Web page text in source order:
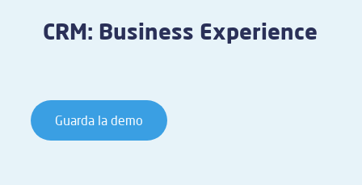
CRM: Business Experience
Guarda la demo